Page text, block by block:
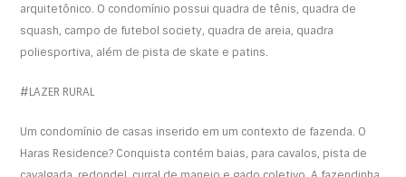
arquitetônico. O condomínio possui quadra de tênis, quadra de
squash, campo de futebol society, quadra de areia, quadra
poliesportiva, além de pista de skate e patins.
#LAZER RURAL
Um condomínio de casas inserido em um contexto de fazenda. O
Haras Residence? Conquista contém baias, para cavalos, pista de